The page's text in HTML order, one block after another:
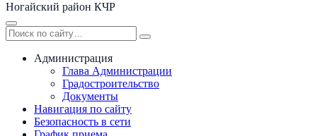
Ногайский район КЧР
Администрация
Глава Администрации
Градостроительство
Документы
Навигация по сайту
Безопасность в сети